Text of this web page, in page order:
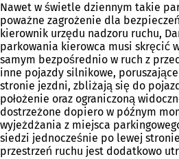
Nawet w świetle dziennym takie
poważne zagrożenie dla
kierownik urzędu nadzoru ruchu,
parkowania kierowca musi skręcić
samym bezpośrednio w ruch z
inne pojazdy silnikowe,
stronie jezdni, zbliżają się do
położenie oraz ograniczoną
dostrzeżone dopiero w późnym
wyjeżdżania z miejsca
siedzi jednocześnie po lewej
przestrzeń ruchu jest dodatkowo